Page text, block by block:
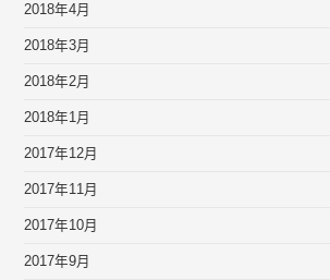
2018年4月
2018年3月
2018年2月
2018年1月
2017年12月
2017年11月
2017年10月
2017年9月